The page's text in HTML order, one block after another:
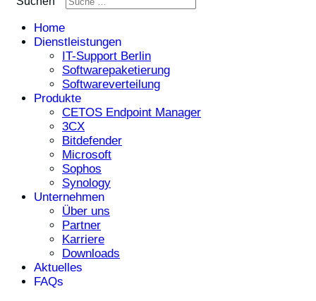
Home
Dienstleistungen
IT-Support Berlin
Softwarepaketierung
Softwareverteilung
Produkte
CETOS Endpoint Manager
3CX
Bitdefender
Microsoft
Sophos
Synology
Unternehmen
Über uns
Partner
Karriere
Downloads
Aktuelles
FAQs